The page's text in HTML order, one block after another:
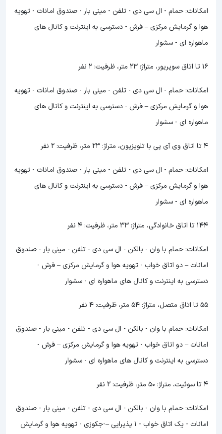
امکانات: حمام - ال سی دی - تلفن - مینی بار - صندوق امانات - تهویه
هوا و گرمایش مرکزی – فرش - دسترسی به اینترنت و کانال های
ماهواره ای - سشوار
16 تا اتاق سوپریور، متراژ: 23 متر، ظرفیت: 2 نفر
امکانات: حمام - ال سی دی - تلفن - مینی بار - صندوق امانات - تهویه
هوا و گرمایش مرکزی – فرش - دسترسی به اینترنت و کانال های
ماهواره ای - سشوار
4 تا اتاق وی آی پی با تلویزیون، متراژ: 23 متر، ظرفیت: 2 نفر
امکانات: حمام - ال سی دی - تلفن - مینی بار - صندوق امانات - تهویه
هوا و گرمایش مرکزی – فرش - دسترسی به اینترنت و کانال های
ماهواره ای - سشوار
144 تا اتاق خانوادگی، متراژ: 33 متر، ظرفیت: 4 نفر
امکانات: حمام با وان - بالکن - ال سی دی - تلفن - مینی بار - صندوق
امانات – دو اتاق خواب - تهویه هوا و گرمایش مرکزی – فرش -
دسترسی به اینترنت و کانال های ماهواره ای - سشوار
55 تا اتاق متصل، متراژ: 54 متر، ظرفیت: 4 نفر
امکانات: حمام با وان - بالکن - ال سی دی - تلفن - مینی بار - صندوق
امانات – دو اتاق خواب - تهویه هوا و گرمایش مرکزی – فرش -
دسترسی به اینترنت و کانال های ماهواره ای - سشوار
4 تا سوئیت، متراژ: 50 متر، ظرفیت: 2 نفر
امکانات: حمام با وان - بالکن - ال سی دی - تلفن - مینی بار - صندوق
امانات - یک اتاق خواب - 1 پذیرایی –-جکوزی - تهویه هوا و گرمایش